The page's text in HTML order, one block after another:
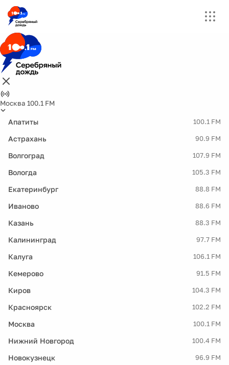
Москва 100.1 FM
Апатиты 100.1 FM
Астрахань 90.9 FM
Волгоград 107.9 FM
Вологда 105.3 FM
Екатеринбург 88.8 FM
Иваново 88.6 FM
Казань 88.3 FM
Калининград 97.7 FM
Калуга 106.1 FM
Кемерово 91.5 FM
Киров 104.3 FM
Красноярск 102.2 FM
Москва 100.1 FM
Нижний Новгород 100.4 FM
Новокузнецк 96.9 FM